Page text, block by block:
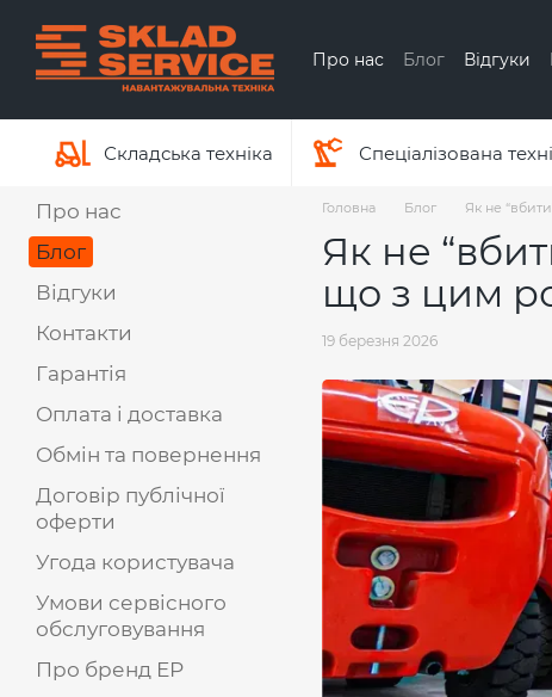
Про нас
Блог Відгуки
Складська техніка Спеціалізована
Головна Блог Як не
Як не
що з цим
19 березня 2026
Про нас
Блог
Відгуки
Контакти
Гарантія
Оплата і доставка
Обмін та повернення
Договір публічної
оферти
Угода користувача
Умови сервісного
обслуговування
Про бренд ЕР